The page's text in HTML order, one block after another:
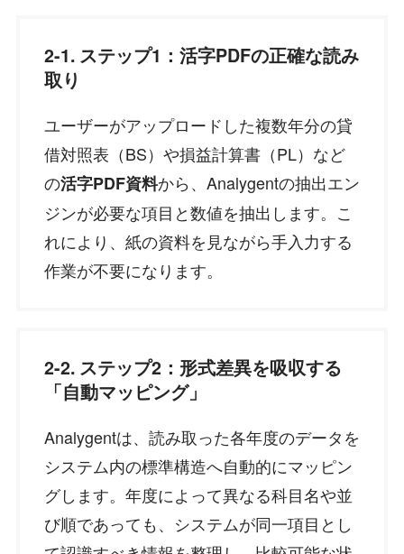
2-1. ステップ1：活字PDFの正確な読み
取り
ユーザーがアップロードした複数年分の貸
借対照表（BS）や損益計算書（PL）など
の活字PDF資料から、Analygentの抽出エン
ジンが必要な項目と数値を抽出します。こ
れにより、紙の資料を見ながら手入力する
作業が不要になります。
2-2. ステップ2：形式差異を吸収する
「自動マッピング」
Analygentは、読み取った各年度のデータを
システム内の標準構造へ自動的にマッピン
グします。年度によって異なる科目名や並
び順であっても、システムが同一項目とし